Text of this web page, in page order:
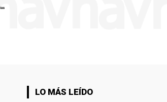
LO MÁS LEÍDO